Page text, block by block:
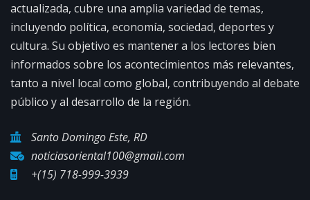
actualizada, cubre una amplia variedad de temas,
incluyendo política, economía, sociedad, deportes y
cultura. Su objetivo es mantener a los lectores bien
informados sobre los acontecimientos más relevantes,
tanto a nivel local como global, contribuyendo al debate
público y al desarrollo de la región.
Santo Domingo Este, RD
noticiasoriental100@gmail.com
+(15) 718-999-3939